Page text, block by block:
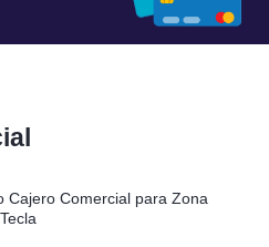
Cajero Comercial para Zona